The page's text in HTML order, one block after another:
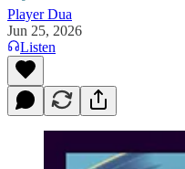
Player Dua
Jun 25, 2026
Listen